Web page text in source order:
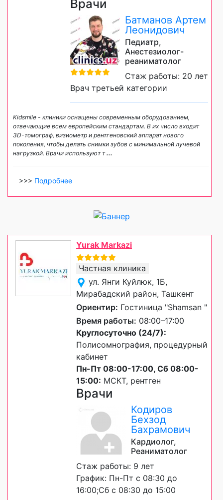
Врачи
Батманов Артем
Леонидович
Педиатр,
Анестезиолог-
реаниматолог
Стаж работы: 20 лет
Врач третьей категории
Kidsmile - клиники оснащены современным оборудованием,
отвечающие всем европейским стандартам. В их число входит
3D-томограф, визиометр и рентгеновский аппарат нового
поколения, чтобы делать снимки зубов с минимальной лучевой
нагрузкой. Врачи используют т...
>>> Подробнее
Yurak Markazi
Частная клиника
ул. Янги Куйлюк, 1Б,
Мирабадский район, Ташкент
Ориентир: Гостиница "Shamsan "
Время работы: 08:00–17:00
Круглосуточно (24/7):
Полисомнография, процедурный
кабинет
Пн-Пт 08:00-17:00, Сб 08:00-
15:00: МСКТ, рентген
Врачи
Кодиров
Бехзод
Бахрамович
Кардиолог,
Реаниматолог
Стаж работы: 9 лет
График: Пн-Пт с 08:30 до
16:00;Сб с 08:30 до 15:00